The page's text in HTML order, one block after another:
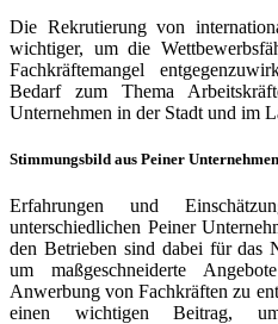
Die Rekrutierung von
wichtiger, um die
Fachkräftemangel
Bedarf zum Thema
Unternehmen in der Stadt und im
Stimmungsbild aus Peiner Unternehmen
Erfahrungen und
unterschiedlichen Peiner
den Betrieben sind dabei für das
um maßgeschneiderte
Anwerbung von Fachkräften zu
einen wichtigen Beitrag,